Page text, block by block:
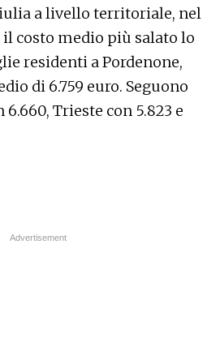
a livello territoriale, nel
costo medio più salato lo
residenti a Pordenone,
di 6.759 euro. Seguono
Trieste con 5.823 e